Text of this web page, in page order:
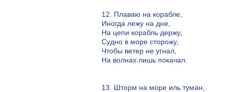
12. Плаваю на корабле,
Иногда лежу на дне,
На цепи корабль держу,
Cудно в море сторожу,
Чтобы ветер не угнал,
На волнах лишь покачал.
13. Шторм на море иль туман,